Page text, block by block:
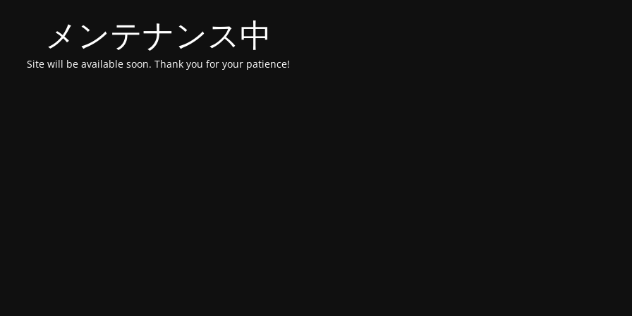
メンテナンス中
Site will be available soon. Thank you for your patience!